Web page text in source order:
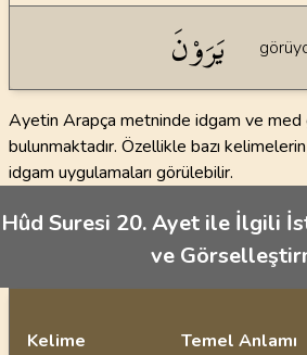
يَرَوْنَ
Ayetin Arapça metninde idgam ve med
bulunmaktadır. Özellikle bazı
idgam uygulamaları görülebilir.
Hûd Suresi 20. Ayet ile İlgili
ve
Kelime Temel Anlamı